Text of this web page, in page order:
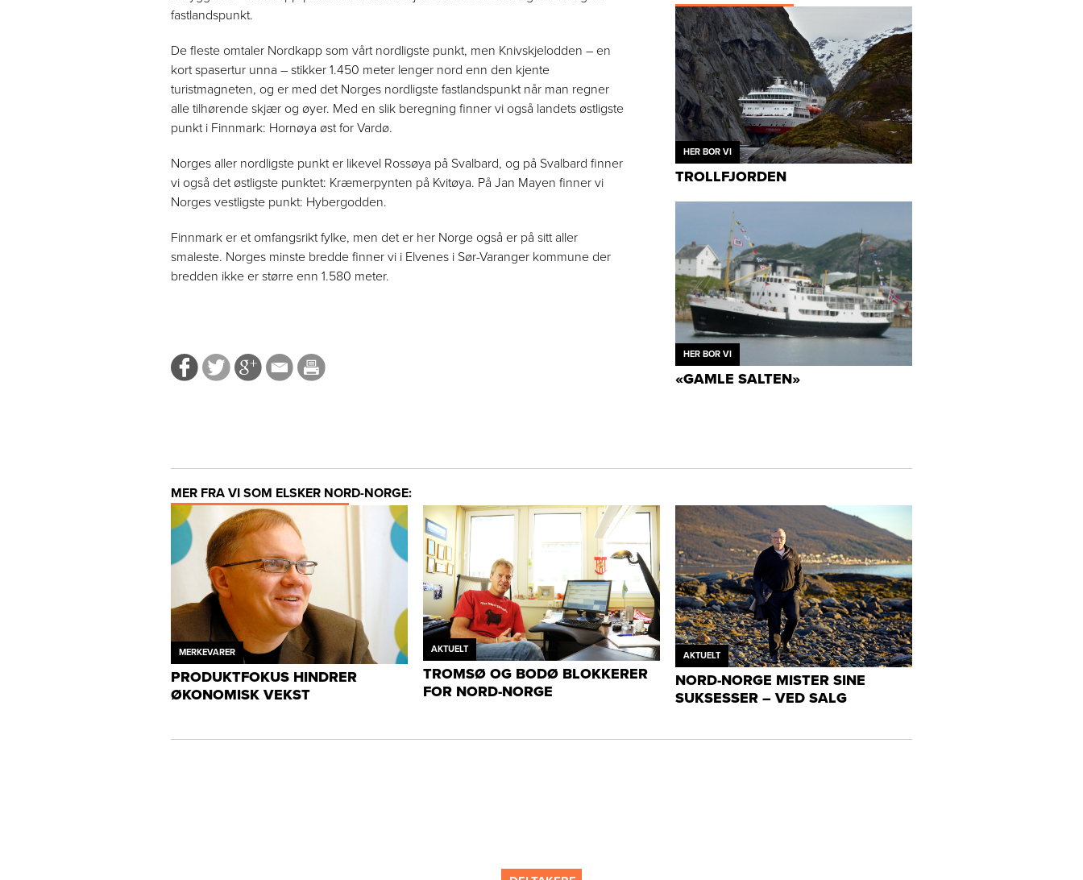
fastlandspunkt.
De fleste omtaler Nordkapp som vårt nordligste punkt, men Knivskjelodden – en
kort spasertur unna – stikker 1.450 meter lenger nord enn den kjente
turistmagneten, og er med det Norges nordligste fastlandspunkt når man regner
alle tilhørende skjær og øyer. Med en slik beregning finner vi også landets østligste
punkt i Finnmark: Hornøya øst for Vardø.
Norges aller nordligste punkt er likevel Rossøya på Svalbard, og på Svalbard finner
vi også det østligste punktet: Kræmerpynten på Kvitøya. På Jan Mayen finner vi
Norges vestligste punkt: Hybergodden.
Finnmark er et omfangsrikt fylke, men det er her Norge også er på sitt aller
smaleste. Norges minste bredde finner vi i Elvenes i Sør-Varanger kommune der
bredden ikke er større enn 1.580 meter.
HER BOR VI
TROLLFJORDEN
HER BOR VI
«GAMLE SALTEN»
MER FRA VI SOM ELSKER NORD-NORGE:
MERKEVARER
PRODUKTFOKUS HINDRER
ØKONOMISK VEKST
AKTUELT
TROMSØ OG BODØ BLOKKERER
FOR NORD-NORGE
AKTUELT
NORD-NORGE MISTER SINE
SUKSESSER – VED SALG